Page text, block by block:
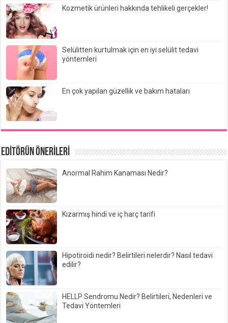
Kozmetik ürünleri hakkında tehlikeli gerçekler!
Selülitten kurtulmak için en iyi selülit tedavi
yöntemleri
En çok yapılan güzellik ve bakım hataları
EDİTÖRÜN ÖNERİLERİ
Anormal Rahim Kanaması Nedir?
Kızarmış hindi ve iç harç tarifi
Hipotiroidi nedir? Belirtileri nelerdir? Nasıl tedavi
edilir?
HELLP Sendromu Nedir? Belirtileri, Nedenleri ve
Tedavi Yöntemleri